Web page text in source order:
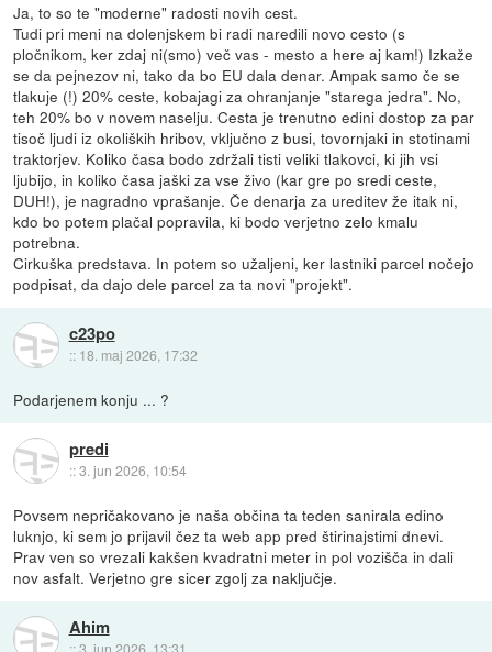
Ja, to so te "moderne" radosti novih cest.
Tudi pri meni na dolenjskem bi radi naredili novo cesto (s
pločnikom, ker zdaj ni(smo) več vas - mesto a here aj kam!) Izkaže
se da pejnezov ni, tako da bo EU dala denar. Ampak samo če se
tlakuje (!) 20% ceste, kobajagi za ohranjanje "starega jedra". No,
teh 20% bo v novem naselju. Cesta je trenutno edini dostop za par
tisoč ljudi iz okoliških hribov, vključno z busi, tovornjaki in stotinami
traktorjev. Koliko časa bodo zdržali tisti veliki tlakovci, ki jih vsi
ljubijo, in koliko časa jaški za vse živo (kar gre po sredi ceste,
DUH!), je nagradno vprašanje. Če denarja za ureditev že itak ni,
kdo bo potem plačal popravila, ki bodo verjetno zelo kmalu
potrebna.
Cirkuška predstava. In potem so užaljeni, ker lastniki parcel nočejo
podpisat, da dajo dele parcel za ta novi "projekt".
c23po
:: 18. maj 2026, 17:32
Podarjenem konju ... ?
predi
::3. jun 2026, 10:54
Povsem nepričakovano je naša občina ta teden sanirala edino
luknjo, ki sem jo prijavil čez ta web app pred štirinajstimi dnevi.
Prav ven so vrezali kakšen kvadratni meter in pol vozišča in dali
nov asfalt. Verjetno gre sicer zgolj za naključje.
Ahim